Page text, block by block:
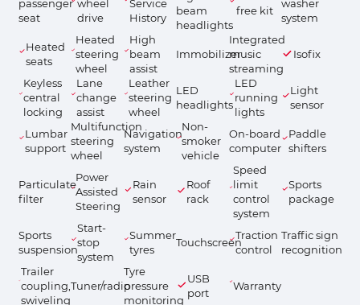
passenger
seat
wheel
drive
Service
History
beam
headlights
free kit
washer
system
Heated
seats
Heated
steering
wheel
High
beam
assist
Immobilizer
Integrated
music
streaming
Isofix
Keyless
central
locking
Lane
change
assist
Leather
steering
wheel
LED
headlights
LED
running
lights
Light
sensor
Lumbar
support
Multifunction
steering
wheel
Navigation
system
Non-
smoker
vehicle
On-board
computer
Paddle
shifters
Particulate
filter
Power
Assisted
Steering
Rain
sensor
Roof
rack
Speed
limit
control
system
Sports
package
Sports
suspension
Start-
stop
system
Summer
tyres
Touchscreen
Traction
control
Traffic sign
recognition
Trailer
coupling,
swiveling
Tuner/radio
Tyre
pressure
monitoring
USB
port
Warranty